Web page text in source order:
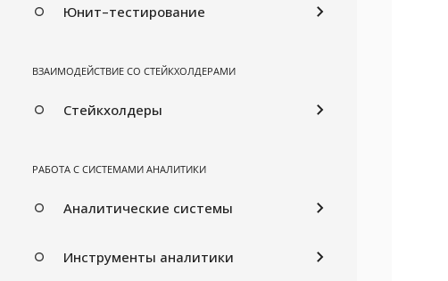
Юнит–тестирование
ВЗАИМОДЕЙСТВИЕ СО СТЕЙКХОЛДЕРАМИ
Стейкхолдеры
РАБОТА С СИСТЕМАМИ АНАЛИТИКИ
Аналитические системы
Инструменты аналитики